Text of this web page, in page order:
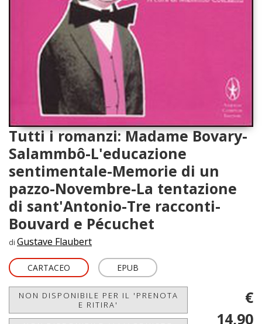
Tutti i romanzi: Madame Bovary-
Salammbô-L'educazione
sentimentale-Memorie di un
pazzo-Novembre-La tentazione
di sant'Antonio-Tre racconti-
Bouvard e Pécuchet
di Gustave Flaubert
CARTACEO EPUB
NON DISPONIBILE PER IL 'PRENOTA
E RITIRA'
€
14,90